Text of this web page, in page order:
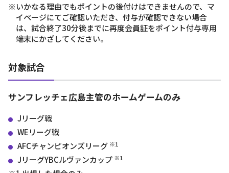
※いかなる理由でもポイントの後付けはできませんので、マ
イページにてご確認いただき、付与が確認できない場合
は、試合終了30分後までに再度会員証をポイント付与専用
端末にかざしてください。
対象試合
サンフレッチェ広島主管のホームゲームのみ
Jリーグ戦
WEリーグ戦
AFCチャンピオンズリーグ ※1
JリーグYBCルヴァンカップ ※1